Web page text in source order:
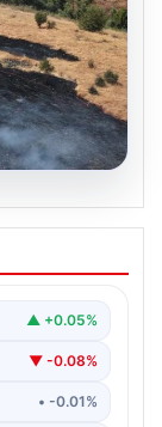
▲ +0.05%
▼ -0.08%
• -0.01%